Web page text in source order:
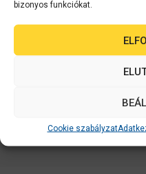
bizonyos funkciókat.
Cookie szabályzat
Az Epson Ecotank
érdemes választani
Költségű Nyomtatás